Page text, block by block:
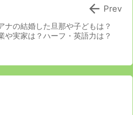
ナの結婚した旦那や子どもは？
や実家は？ハーフ・英語力は？
 Prev